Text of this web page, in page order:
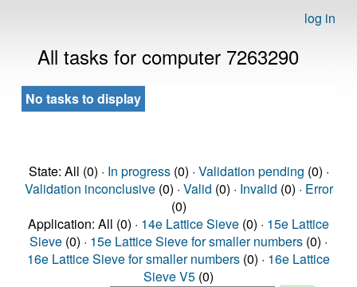
log in
All tasks for computer 7263290
No tasks to display
State: All (0) · In progress(0) · Validation pending (0) ·
Validation inconclusive(0) · Valid (0) · Invalid (0) · Error
(0)
Application: All (0) · 14e Lattice Sieve (0) · 15e Lattice
Sieve (0) · 15e Lattice Sieve for smaller numbers (0) ·
16e Lattice Sieve for smaller numbers (0) · 16e Lattice
Sieve V5 (0)